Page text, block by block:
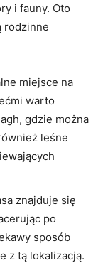
i fauny. Oto
rodzinne
miejsce na
warto
gdzie można
leśne
znajduje się
po
sposób
z tą lokalizacją.